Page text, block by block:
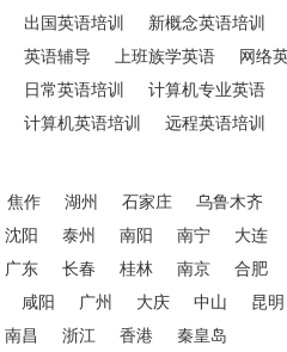
出国英语培训
新概念英语培训
英语辅导 上班族学英语
网络
日常英语培训
计算机专业英语
计算机英语培训
远程英语培训
焦作 湖州 石家庄
乌鲁木齐
沈阳 泰州 南阳 南宁
大连
广东 长春 桂林 南京
合肥
咸阳 广州 大庆 中山
昆明
南昌 浙江 香港 秦皇岛